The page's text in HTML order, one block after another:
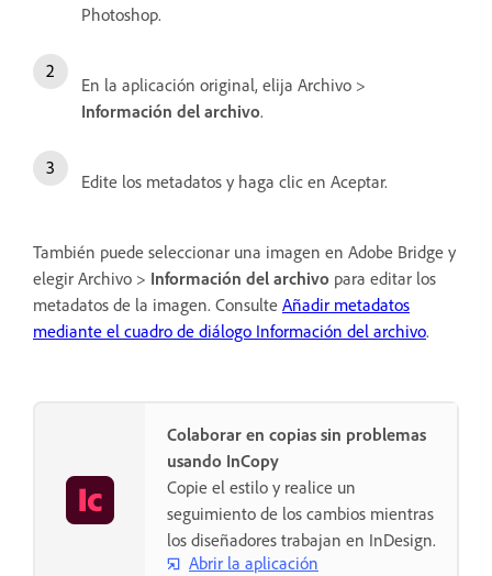
Photoshop.
En la aplicación original, elija Archivo >
Información del archivo.
Edite los metadatos y haga clic en Aceptar.
También puede seleccionar una imagen en Adobe Bridge y
elegir Archivo > Información del archivo para editar los
metadatos de la imagen. Consulte Añadir metadatos
mediante el cuadro de diálogo Información del archivo.
Colaborar en copias sin problemas
usando InCopy
Copie el estilo y realice un
seguimiento de los cambios mientras
los diseñadores trabajan en InDesign.
Abrir la aplicación